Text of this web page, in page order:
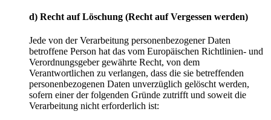
d) Recht auf Löschung (Recht auf Vergessen werden)
Jede von der Verarbeitung personenbezogener Daten
betroffene Person hat das vom Europäischen Richtlinien- und
Verordnungsgeber gewährte Recht, von dem
Verantwortlichen zu verlangen, dass die sie betreffenden
personenbezogenen Daten unverzüglich gelöscht werden,
sofern einer der folgenden Gründe zutrifft und soweit die
Verarbeitung nicht erforderlich ist: